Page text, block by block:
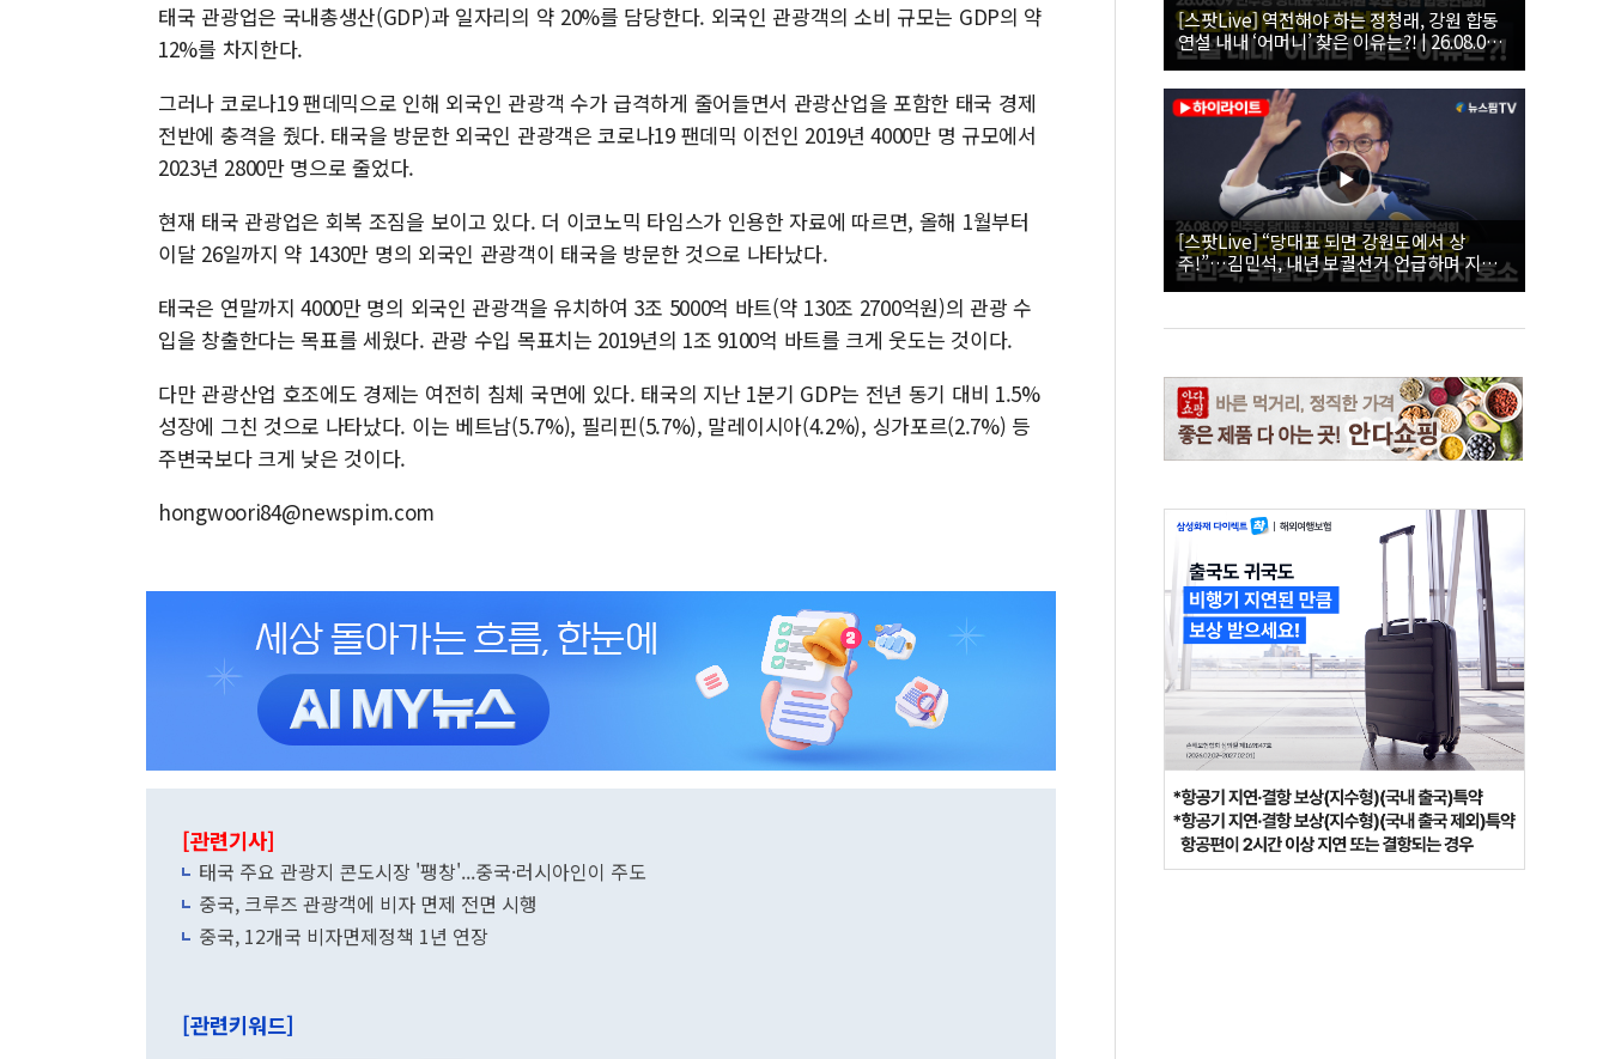
태국 관광업은 국내총생산(GDP)과 일자리의 약 20%를 담당한다. 외국인 관광객의 소비 규모는 GDP의 약
12%를 차지한다.
그러나 코로나19 팬데믹으로 인해 외국인 관광객 수가 급격하게 줄어들면서 관광산업을 포함한 태국 경제
전반에 충격을 줬다. 태국을 방문한 외국인 관광객은 코로나19 팬데믹 이전인 2019년 4000만 명 규모에서
2023년 2800만 명으로 줄었다.
현재 태국 관광업은 회복 조짐을 보이고 있다. 더 이코노믹 타임스가 인용한 자료에 따르면, 올해 1월부터
이달 26일까지 약 1430만 명의 외국인 관광객이 태국을 방문한 것으로 나타났다.
태국은 연말까지 4000만 명의 외국인 관광객을 유치하여 3조 5000억 바트(약 130조 2700억원)의 관광 수
입을 창출한다는 목표를 세웠다. 관광 수입 목표치는 2019년의 1조 9100억 바트를 크게 웃도는 것이다.
다만 관광산업 호조에도 경제는 여전히 침체 국면에 있다. 태국의 지난 1분기 GDP는 전년 동기 대비 1.5%
성장에 그친 것으로 나타났다. 이는 베트남(5.7%), 필리핀(5.7%), 말레이시아(4.2%), 싱가포르(2.7%) 등
주변국보다 크게 낮은 것이다.
hongwoori84@newspim.com
[관련기사]
태국 주요 관광지 콘도시장 '팽창'...중국·러시아인이 주도
중국, 크루즈 관광객에 비자 면제 전면 시행
중국, 12개국 비자면제정책 1년 연장
[관련키워드]
[스팟Live] 역전해야 하는 정청래, 강원 합동
연설 내내 ‘어머니’ 찾은 이유는?! | 26.08.09
더불어민주당 당대표·최고위원 후보 강원 합
동연설회
[스팟Live] “당대표 되면 강원도에서 상
주!”…김민석, 내년 보궐선거 언급하며 지지
호소 | 26.08.09 더불어민주당 당대표·최고위